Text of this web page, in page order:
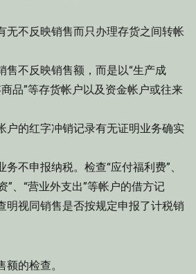
不反映销售而只办理存货之间转帐
不反映销售额，而是以“生产成
商品”等存货帐户以及资金帐户或往来
的红字冲销记录有无证明业务确实
申报纳税。检查“应付福利费”、
”、“营业外支出”等帐户的借方记
明视同销售是否按规定申报了计税销
的检查。